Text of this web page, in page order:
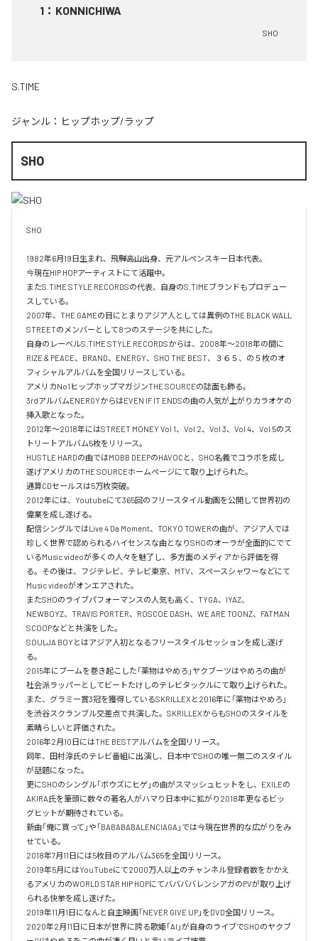
1 ： KONNICHIWA
SHO
S.TIME
ジャンル： ヒップホップ/ラップ
SHO
SHO
1982年6月19日生まれ、飛騨高山出身、元アルペンスキー日本代表。
今現在HIP HOPアーティストにて活躍中。
またS.TIME STYLE RECORDSの代表、自身のS.TIMEブランドもプロデュー
スしている。
2007年、THE GAMEの目にとまりアジア人としては異例のTHE BLACK WALL
STREETのメンバーとして8つのステージを共にした。
自身のレーベルS.TIME STYLE RECORDSからは、2008年〜2018年の間に
RIZE & PEACE、BRAND、ENERGY、SHO THE BEST、３６５、の５枚のオ
フィシャルアルバムを全国リリースしている。
アメリカNo1ヒップホップマガジンTHE SOURCEの誌面も飾る。
3rdアルバムENERGYからはEVEN IF IT ENDSの曲の人気が上がりカラオケの
挿入歌となった。
2012年〜2018年にはSTREET MONEY Vol 1、Vol 2、Vol 3、Vol 4、Vol 5のス
トリートアルバム5枚をリリース。
HUSTLE HARDの曲ではMOBB DEEPのHAVOCと、SHO名義でコラボを成し
遂げアメリカのTHE SOURCEホームページにて取り上げられた。
通算CDセールスは5万枚突破。
2012年には、Youtubeにて365回のフリースタイル動画を公開して世界初の
偉業を成し遂げる。
配信シングルではLive 4 Da Moment、TOKYO TOWERの曲が、アジア人では
珍しく世界で認められるハイセンスな曲となりSHOのオーラが全面的にでて
いるMusic videoが多くの人々を魅了し、多方面のメディアから評価を得
る。その後は、フジテレビ、テレビ東京、MTV、スペースシャワーなどにて
Music videoがオンエアされた。
またSHOのライブパフォーマンスの人気も高く、TYGA、IYAZ、
NEWBOYZ、TRAVIS PORTER、ROSCOE DASH、WE ARE TOONZ、FATMAN
SCOOPなどと共演をした。
SOULJA BOYとはアジア人初となるフリースタイルセッションを成し遂げ
る。
2015年にブームを巻き起こした「薬物はやめろ」ヤクブーツはやめろの曲が
社会派ラッパーとしてビートたけしのテレビタックルにて取り上げられた。
また、グラミー賞3冠を獲得しているSKRILLEXと2016年に「薬物はやめろ」
を渋谷スクランブル交差点で共演した。SKRILLEXからもSHOのスタイルを
素晴らしいと評価された。
2016年2月10日にはTHE BESTアルバムを全国リリース。
同年、田村淳氏のテレビ番組に出演し、日本中でSHOの唯一無二のスタイル
が話題になった。
更にSHOのシングル「ボウズにヒゲ」の曲がスマッシュヒットをし、EXILEの
AKIRA氏を筆頭に数々の著名人がハマり日本中に拡がり2018年更なるビッ
グヒットが期待されている。
新曲「俺に買って」や「BABABABALENCIAGA」では今現在世界的な広がりをみ
せている。
2018年7月11日には5枚目のアルバム365を全国リリース。
2019年5月にはYouTubeにて2000万人以上のチャンネル登録者数をかかえ
るアメリカのWORLD STAR HIP HOPにてババババレンシアガのPVが取り上げ
られる快挙を成し遂げた。
2019年11月1日になんと自主映画「NEVER GIVE UP」をDVD全国リリース。
2020年2月11日に日本が世界に誇る歌姫「AI」が自身のライブでSHOのヤクブ